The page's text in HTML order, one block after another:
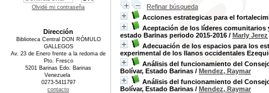
Refinar búsqueda
Acciones estrategicas para el
Aceptación de los líderes
estado Barinas periodo 2015-2016 / Marly Jerez
Adecuación de los espacios para los
experimental de los llanos occidentales
Análisis del funcionamiento del
Bolívar, Estado Barinas / Mendez, Raymar
Análisis del funcionamiento del
Bolívar, Estado Barinas / Mendez, Raymar
Olvidé mi contraseña
Dirección
Biblioteca Central DON RÓMULO
GALLEGOS
Av. 23 de Enero frente a la redoma de
Pto. Fresco
5201 Barinas Edo. Barinas
Venezuela
0273-5411797
contacto